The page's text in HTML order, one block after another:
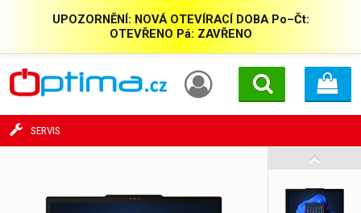
UPOZORNĚNÍ: NOVÁ OTEVÍRACÍ DOBA Po–Čt:
OTEVŘENO Pá: ZAVŘENO
SERVIS